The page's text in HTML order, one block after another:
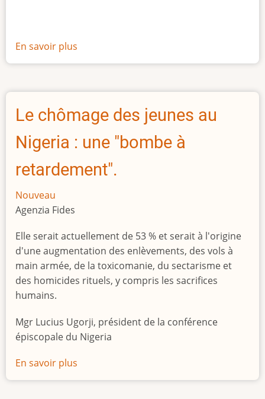
En savoir plus
La
taille
l'Afrique
Le chômage des jeunes au
Nigeria : une "bombe à
retardement".
Nouveau
Agenzia Fides
Elle serait actuellement de 53 % et serait à l'origine
d'une augmentation des enlèvements, des vols à
main armée, de la toxicomanie, du sectarisme et
des homicides rituels, y compris les sacrifices
humains.
Mgr Lucius Ugorji, président de la conférence
épiscopale du Nigeria
En savoir plus
Le